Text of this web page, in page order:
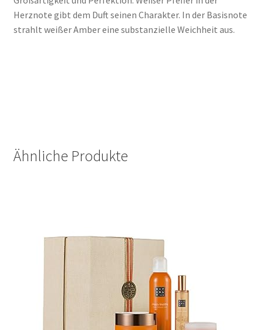
Herznote gibt dem Duft seinen Charakter. In der Basisnote
strahlt weißer Amber eine substanzielle Weichheit aus.
Ähnliche Produkte